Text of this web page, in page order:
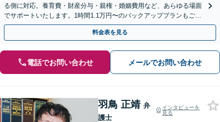
る側に対応。養育費・財産分与・親権・婚姻費用など、あらゆる場面
でサポートいたします。1時間1.1万円〜のバックアッププランもご用
意【ビデオ面談や事前予約で時間外面談可】
料金表を見る
電話でお問い合わせ メールでお問い合わせ
羽鳥 正靖 弁
護士
インタビューを
見る